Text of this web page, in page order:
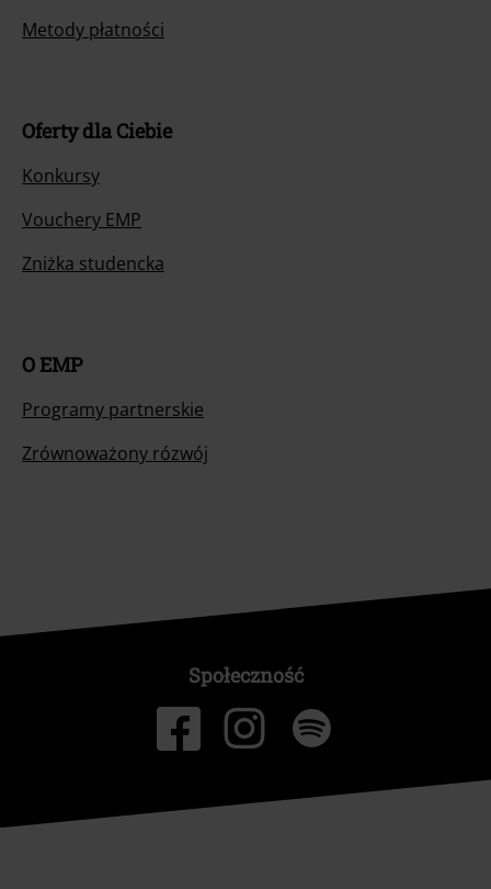
Metody płatności
Oferty dla Ciebie
Konkursy
Vouchery EMP
Zniżka studencka
O EMP
Programy partnerskie
Zrównoważony rózwój
Społeczność